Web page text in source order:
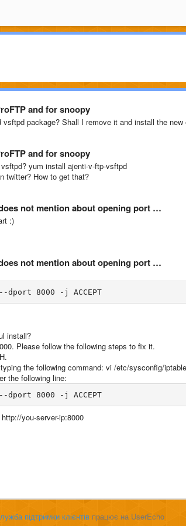
and for snoopy
package? Shall I remove it and install the new
and for snoopy
yum install ajenti-v-ftp-vsftpd
twitter? How to get that?
not mention about opening port …
:)
not mention about opening port …
8000 -j ACCEPT
install?
Please follow the following steps to fix it.
the following command: vi /etc/sysconfig/
the following line:
8000 -j ACCEPT
you-server-ip:8000
підтримки клієнтівпрацює на UserEcho